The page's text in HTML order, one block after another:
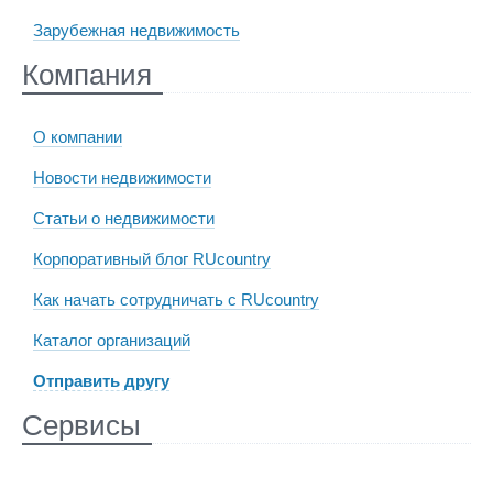
Зарубежная недвижимость
Компания
О компании
Новости недвижимости
Статьи о недвижимости
Корпоративный блог RUcountry
Как начать сотрудничать с RUcountry
Каталог организаций
Отправить другу
Сервисы